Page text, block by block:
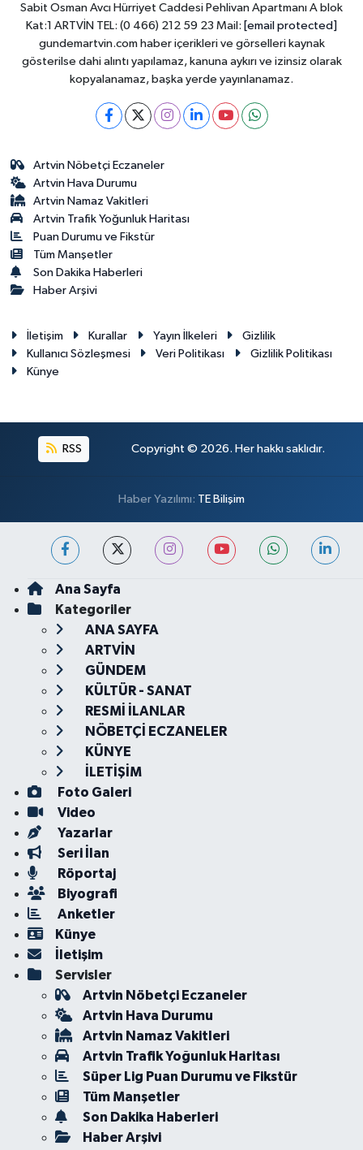
Sabit Osman Avcı Hürriyet Caddesi Pehlivan Apartmanı A blok
Kat:1 ARTVİN TEL: (0 466) 212 59 23 Mail: [email protected]
gundemartvin.com haber içerikleri ve görselleri kaynak
gösterilse dahi alıntı yapılamaz, kanuna aykırı ve izinsiz olarak
kopyalanamaz, başka yerde yayınlanamaz.
Artvin Nöbetçi Eczaneler
Artvin Hava Durumu
Artvin Namaz Vakitleri
Artvin Trafik Yoğunluk Haritası
Puan Durumu ve Fikstür
Tüm Manşetler
Son Dakika Haberleri
Haber Arşivi
İletişim Kurallar Yayın İlkeleri
Gizlilik
Kullanıcı Sözleşmesi
Veri Politikası
Gizlilik Politikası
Künye
RSS Copyright © 2026. Her hakkı saklıdır.
Haber Yazılımı: TE Bilişim
Ana Sayfa
Kategoriler
ANA SAYFA
ARTVİN
GÜNDEM
KÜLTÜR - SANAT
RESMİ İLANLAR
NÖBETÇİ ECZANELER
KÜNYE
İLETİŞİM
Foto Galeri
Video
Yazarlar
Seri İlan
Röportaj
Biyografi
Anketler
Künye
İletişim
Servisler
Artvin Nöbetçi Eczaneler
Artvin Hava Durumu
Artvin Namaz Vakitleri
Artvin Trafik Yoğunluk Haritası
Süper Lig Puan Durumu ve Fikstür
Tüm Manşetler
Son Dakika Haberleri
Haber Arşivi